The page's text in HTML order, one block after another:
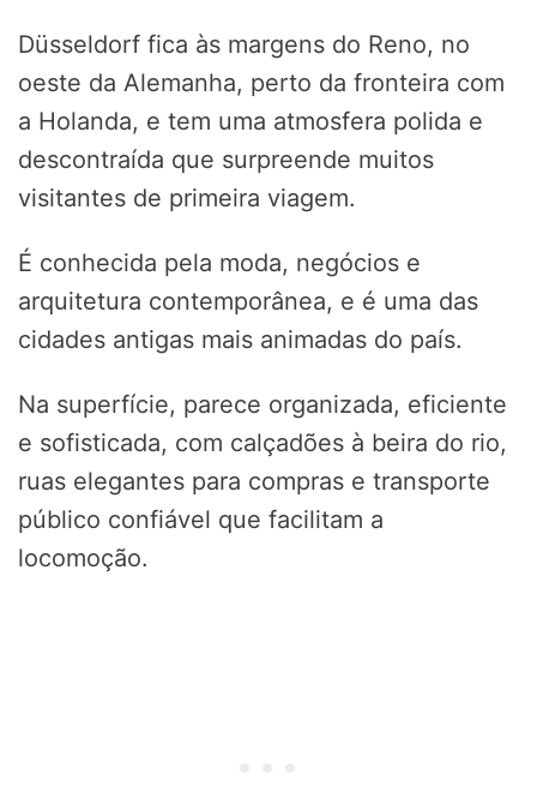
Düsseldorf fica às margens do Reno, no
oeste da Alemanha, perto da fronteira com
a Holanda, e tem uma atmosfera polida e
descontraída que surpreende muitos
visitantes de primeira viagem.
É conhecida pela moda, negócios e
arquitetura contemporânea, e é uma das
cidades antigas mais animadas do país.
Na superfície, parece organizada, eficiente
e sofisticada, com calçadões à beira do rio,
ruas elegantes para compras e transporte
público confiável que facilitam a
locomoção.